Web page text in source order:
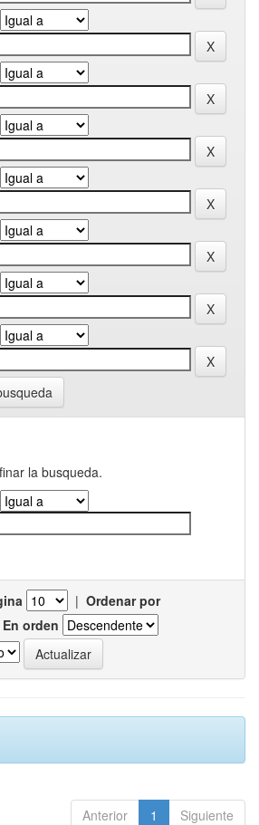
la busqueda.
| Ordenar por
En orden
Anterior 1 Siguiente